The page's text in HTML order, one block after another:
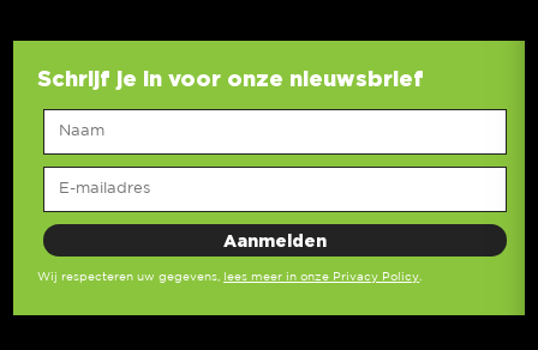
Schrijf je in voor onze nieuwsbrief
Wij respecteren uw gegevens, lees meer in onze Privacy Policy.